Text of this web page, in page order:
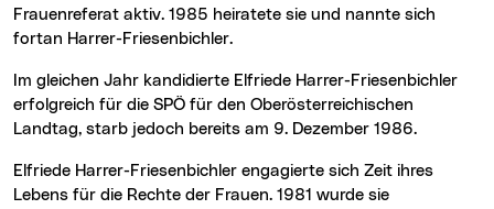
Frauenreferat aktiv. 1985 heiratete sie und nannte sich
fortan Harrer-Friesenbichler.
erfolgreich für die SPÖ für den Oberösterreichischen
Landtag, starb jedoch bereits am 9. Dezember 1986.
Elfriede Harrer-Friesenbichler engagierte sich Zeit ihres
Lebens für die Rechte der Frauen. 1981 wurde sie